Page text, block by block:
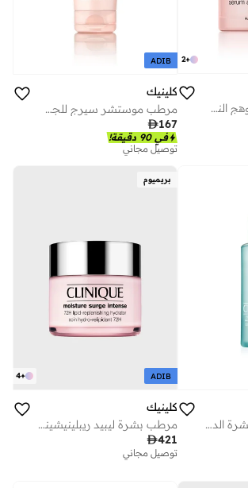
+
2
سيروم الترطيب المتوهج النشط 60 مل
ADIB
كلينيك
مرطب موستشر سيرج للجسم – 200 مل
167
في 90 دقيقة!
توصيل مجاني
كريم الترطيب 4 - للبشرة الدهنية-400 مل
بريميوم
+
4 ADIB
كلينيك
مرطب بشرة ليبيد ريبلينيشينغ 125 مل يدون 72 ساعة
421
توصيل مجاني